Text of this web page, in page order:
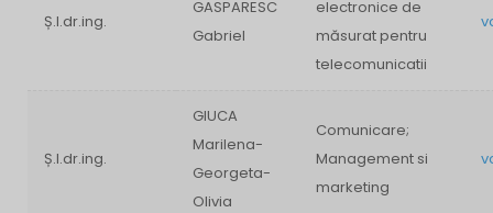
Ș.l.dr.ing.
GASPARESC
Gabriel
electronice de
măsurat pentru
telecomunicatii
Ș.l.dr.ing.
GIUCA
Marilena-
Georgeta-
Olivia
Comunicare;
Management si
marketing